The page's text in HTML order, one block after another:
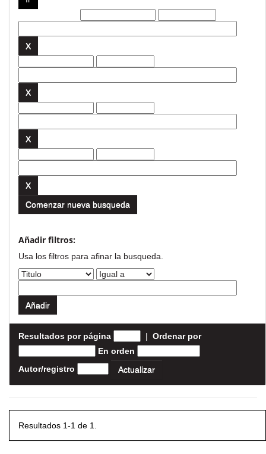
Comenzar nueva busqueda
Añadir filtros:
Usa los filtros para afinar la busqueda.
Resultados por página | Ordenar por
En orden
Autor/registro
Resultados 1-1 de 1.